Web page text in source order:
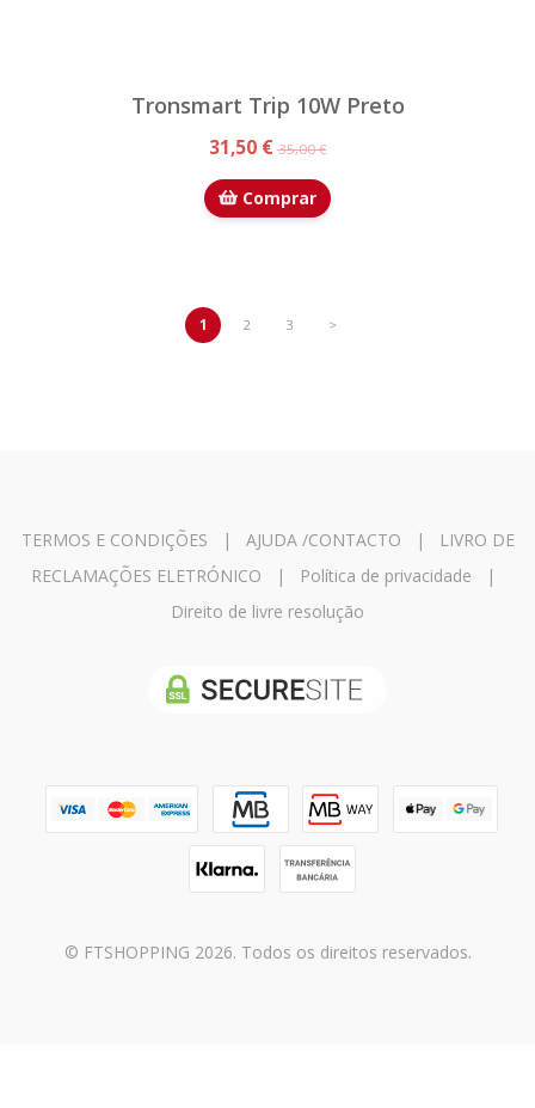
Tronsmart Trip 10W Preto
31,50 €35,00 €
Comprar
1 2 3 >
TERMOS E CONDIÇÕES | AJUDA /CONTACTO |
LIVRO DE
RECLAMAÇÕES ELETRÓNICO | Política de privacidade |
Direito de livre resolução
© FTSHOPPING 2026. Todos os direitos reservados.